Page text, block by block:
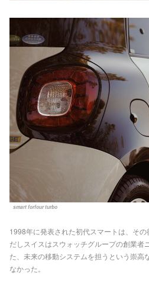
smart forfour turbo
1998年に発表された初代スマートは、そ
だしスイスはスウォッチグループの創業者
た、未来の移動システムを担うという崇高
なかった。